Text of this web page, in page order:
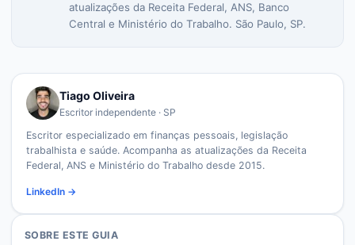
atualizações da Receita Federal, ANS, Banco
Central e Ministério do Trabalho. São Paulo, SP.
Tiago Oliveira
Escritor independente · SP
Escritor especializado em finanças pessoais, legislação
trabalhista e saúde. Acompanha as atualizações da Receita
Federal, ANS e Ministério do Trabalho desde 2015.
LinkedIn →
SOBRE ESTE GUIA